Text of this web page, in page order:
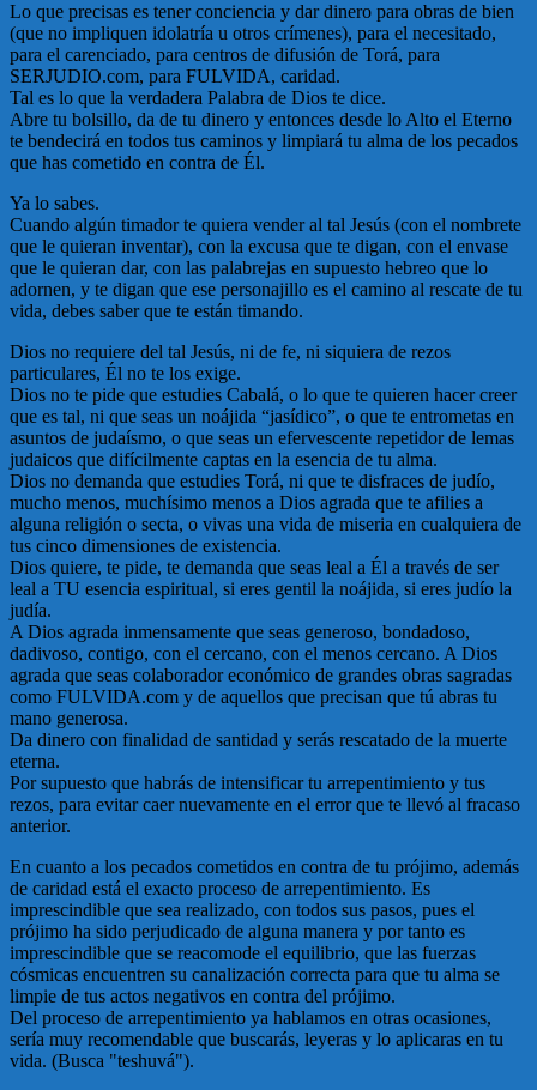
Lo que precisas es tener conciencia y dar dinero para obras de bien
(que no impliquen idolatría u otros crímenes), para el necesitado,
para el carenciado, para centros de difusión de Torá, para
SERJUDIO.com, para FULVIDA, caridad.
Tal es lo que la verdadera Palabra de Dios te dice.
Abre tu bolsillo, da de tu dinero y entonces desde lo Alto el Eterno
te bendecirá en todos tus caminos y limpiará tu alma de los pecados
que has cometido en contra de Él.
Ya lo sabes.
Cuando algún timador te quiera vender al tal Jesús (con el nombrete
que le quieran inventar), con la excusa que te digan, con el envase
que le quieran dar, con las palabrejas en supuesto hebreo que lo
adornen, y te digan que ese personajillo es el camino al rescate de tu
vida, debes saber que te están timando.
Dios no requiere del tal Jesús, ni de fe, ni siquiera de rezos
particulares, Él no te los exige.
Dios no te pide que estudies Cabalá, o lo que te quieren hacer creer
que es tal, ni que seas un noájida “jasídico”, o que te entrometas en
asuntos de judaísmo, o que seas un efervescente repetidor de lemas
judaicos que difícilmente captas en la esencia de tu alma.
Dios no demanda que estudies Torá, ni que te disfraces de judío,
mucho menos, muchísimo menos a Dios agrada que te afilies a
alguna religión o secta, o vivas una vida de miseria en cualquiera de
tus cinco dimensiones de existencia.
Dios quiere, te pide, te demanda que seas leal a Él a través de ser
leal a TU esencia espiritual, si eres gentil la noájida, si eres judío la
judía.
A Dios agrada inmensamente que seas generoso, bondadoso,
dadivoso, contigo, con el cercano, con el menos cercano. A Dios
agrada que seas colaborador económico de grandes obras sagradas
como FULVIDA.com y de aquellos que precisan que tú abras tu
mano generosa.
Da dinero con finalidad de santidad y serás rescatado de la muerte
eterna.
Por supuesto que habrás de intensificar tu arrepentimiento y tus
rezos, para evitar caer nuevamente en el error que te llevó al fracaso
anterior.
En cuanto a los pecados cometidos en contra de tu prójimo, además
de caridad está el exacto proceso de arrepentimiento. Es
imprescindible que sea realizado, con todos sus pasos, pues el
prójimo ha sido perjudicado de alguna manera y por tanto es
imprescindible que se reacomode el equilibrio, que las fuerzas
cósmicas encuentren su canalización correcta para que tu alma se
limpie de tus actos negativos en contra del prójimo.
Del proceso de arrepentimiento ya hablamos en otras ocasiones,
sería muy recomendable que buscarás, leyeras y lo aplicaras en tu
vida. (Busca "teshuvá").